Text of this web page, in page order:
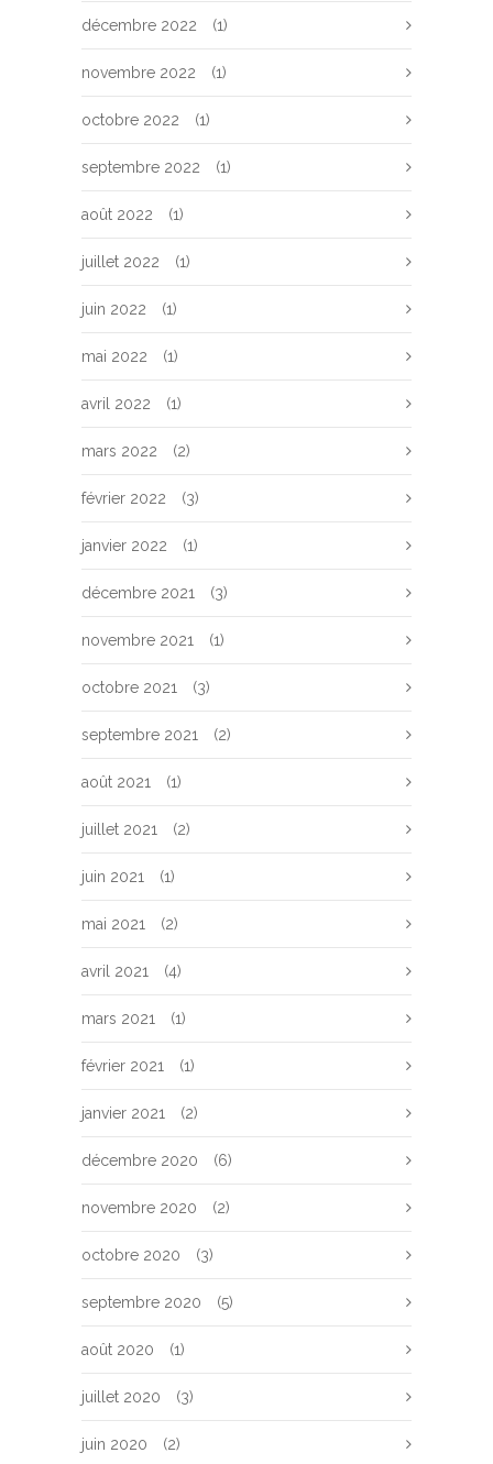
décembre 2022 (1)
novembre 2022 (1)
octobre 2022 (1)
septembre 2022 (1)
août 2022 (1)
juillet 2022 (1)
juin 2022 (1)
mai 2022 (1)
avril 2022 (1)
mars 2022 (2)
février 2022 (3)
janvier 2022 (1)
décembre 2021 (3)
novembre 2021 (1)
octobre 2021 (3)
septembre 2021 (2)
août 2021 (1)
juillet 2021 (2)
juin 2021 (1)
mai 2021 (2)
avril 2021 (4)
mars 2021 (1)
février 2021 (1)
janvier 2021 (2)
décembre 2020 (6)
novembre 2020 (2)
octobre 2020 (3)
septembre 2020 (5)
août 2020 (1)
juillet 2020 (3)
juin 2020 (2)